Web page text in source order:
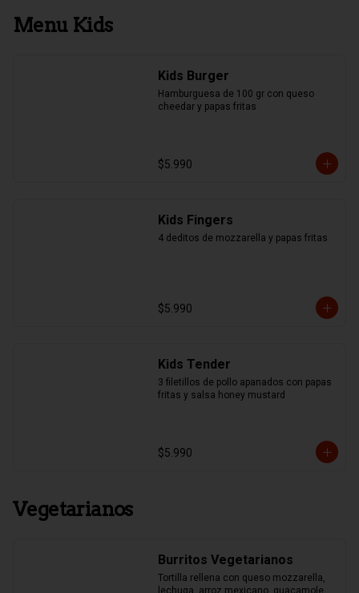
Menu Kids
Kids Burger
Hamburguesa de 100 gr con queso
cheedar y papas fritas
$5.990
Kids Fingers
4 deditos de mozzarella y papas fritas
$5.990
Kids Tender
3 filetillos de pollo apanados con papas
fritas y salsa honey mustard
$5.990
Vegetarianos
Burritos Vegetarianos
Tortilla rellena con queso mozzarella,
lechuga, arroz mexicano, guacamole,